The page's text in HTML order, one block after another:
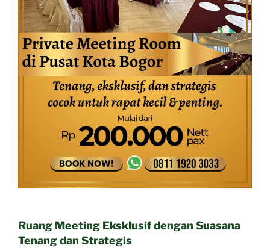
Ruang Meeting Eksklusif dengan Suasana
Tenang dan Strategis